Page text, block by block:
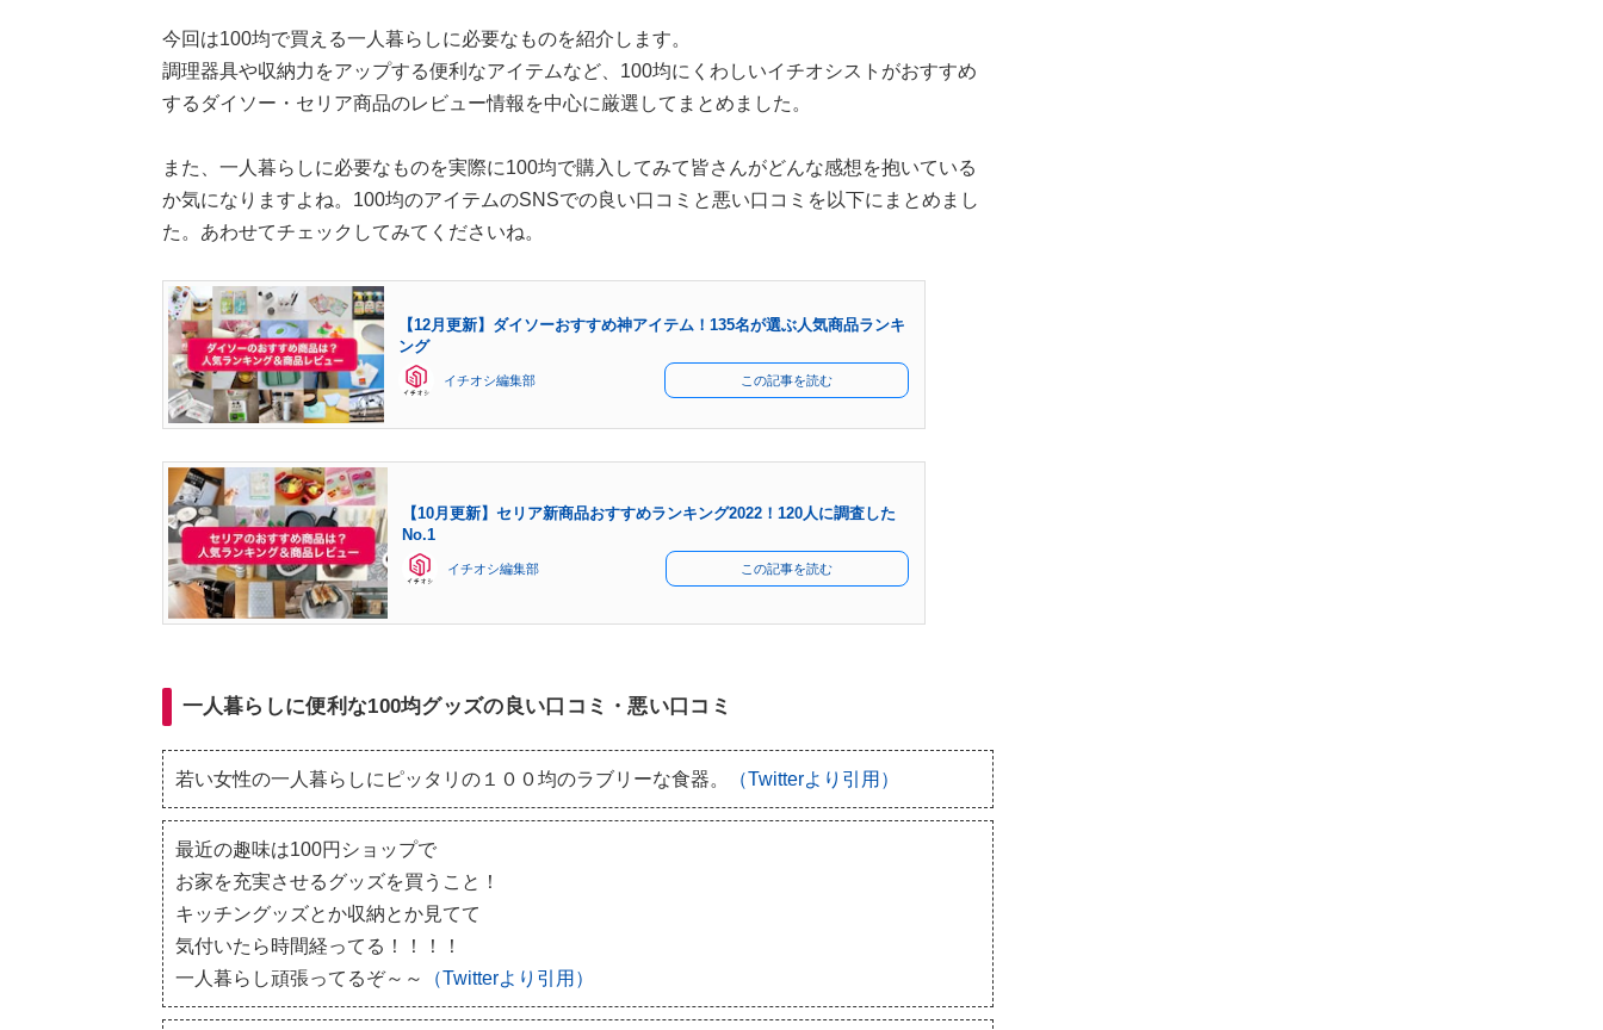
今回は100均で買える一人暮らしに必要なものを紹介します。
調理器具や収納力をアップする便利なアイテムなど、100均にくわしいイチオシストがおすすめ
するダイソー・セリア商品のレビュー情報を中心に厳選してまとめました。
また、一人暮らしに必要なものを実際に100均で購入してみて皆さんがどんな感想を抱いている
か気になりますよね。100均のアイテムのSNSでの良い口コミと悪い口コミを以下にまとめまし
た。あわせてチェックしてみてくださいね。
【12月更新】ダイソーおすすめ神アイテム！135名が選ぶ人気商品ランキ
ング
イチオシ編集部 この記事を読む
【10月更新】セリア新商品おすすめランキング2022！120人に調査した
No.1
イチオシ編集部 この記事を読む
一人暮らしに便利な100均グッズの良い口コミ・悪い口コミ
若い女性の一人暮らしにピッタリの１００均のラブリーな食器。 （Twitterより引用）
最近の趣味は100円ショップで
お家を充実させるグッズを買うこと！
キッチングッズとか収納とか見てて
気付いたら時間経ってる！！！！
一人暮らし頑張ってるぞ～～
（Twitterより引用）